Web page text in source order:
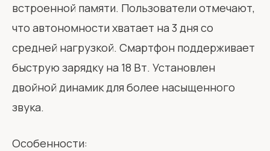
встроенной памяти. Пользователи отмечают,
что автономности хватает на 3 дня со
средней нагрузкой. Смартфон поддерживает
быструю зарядку на 18 Вт. Установлен
двойной динамик для более насыщенного
звука.
Особенности: